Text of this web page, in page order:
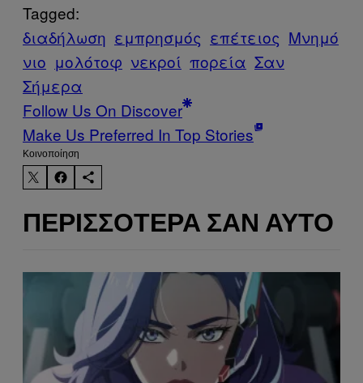
Tagged:
διαδήλωση εμπρησμός επέτειος Μνημό
νιο μολότοφ νεκροί πορεία Σαν
Σήμερα
Follow Us On Discover
Make Us Preferred In Top Stories
Kοινοποίηση
ΠΕΡΙΣΣΌΤΕΡΑ ΣΑΝ ΑΥΤΌ